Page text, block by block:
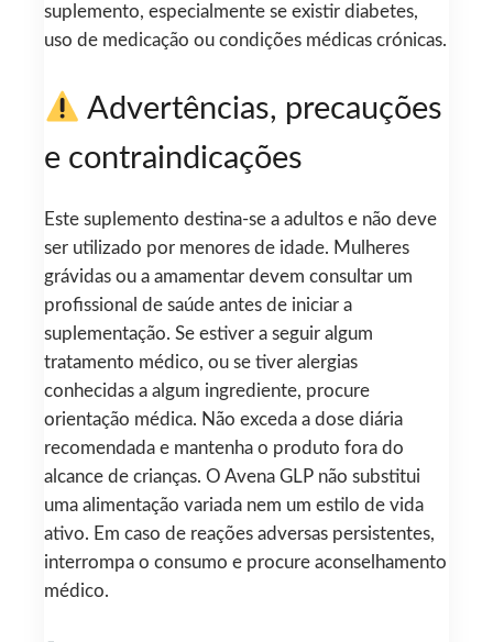
suplemento, especialmente se existir diabetes,
uso de medicação ou condições médicas crónicas.
Advertências, precauções
e contraindicações
Este suplemento destina-se a adultos e não deve
ser utilizado por menores de idade. Mulheres
grávidas ou a amamentar devem consultar um
profissional de saúde antes de iniciar a
suplementação. Se estiver a seguir algum
tratamento médico, ou se tiver alergias
conhecidas a algum ingrediente, procure
orientação médica. Não exceda a dose diária
recomendada e mantenha o produto fora do
alcance de crianças. O Avena GLP não substitui
uma alimentação variada nem um estilo de vida
ativo. Em caso de reações adversas persistentes,
interrompa o consumo e procure aconselhamento
médico.